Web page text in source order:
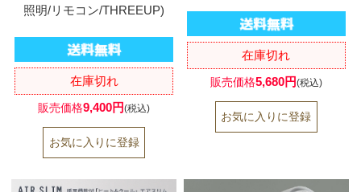
照明/リモコン/THREEUP)
在庫切れ
販売価格9,400円(税込)
在庫切れ
販売価格5,680円(税込)